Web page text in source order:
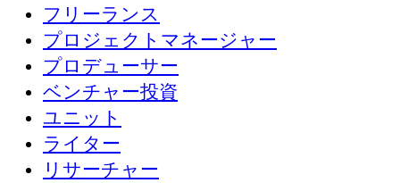
フリーランス
プロジェクトマネージャー
プロデューサー
ベンチャー投資
ユニット
ライター
リサーチャー